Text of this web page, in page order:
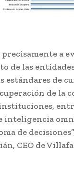
precisamente a
de las
estándares de
de la
inteligencia
de
CEO de